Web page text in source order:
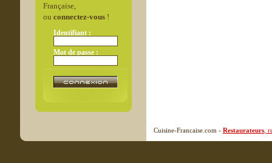
Française,
ou connectez-vous!
Identifiant :
Mot de passe :
Cuisine-Francaise.com - Restaurateurs ,